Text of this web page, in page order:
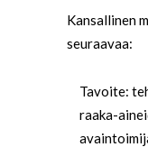
Kansallinen
seuraavaa:
Tavoite:
raaka-